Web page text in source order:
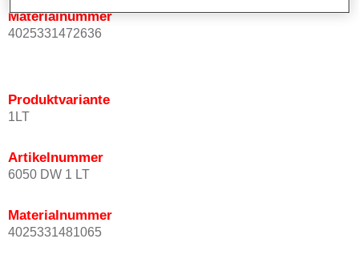
Materialnummer
4025331472636
Produktvariante
1LT
Artikelnummer
6050 DW 1 LT
Materialnummer
4025331481065